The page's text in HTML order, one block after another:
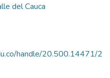
del Cauca
handle/20.500.14471/2